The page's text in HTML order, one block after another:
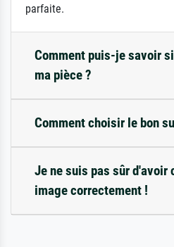
parfaite.
Comment puis-je savoir
ma pièce ?
Comment choisir le bon
Je ne suis pas sûr d'avoir
image correctement !